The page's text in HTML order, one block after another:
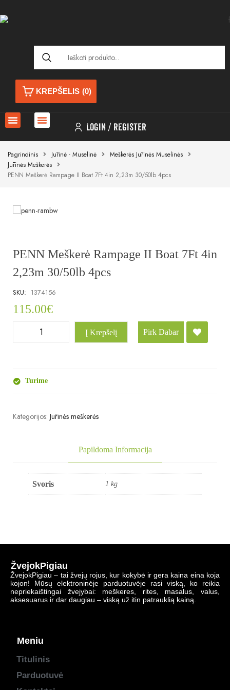
KREPŠELIS (0)
LOGIN REGISTER
Pagrindinis Jūrinė - Muselinė
Meškerės Jūrinės Muselinės
Jūrinės Meškerės
PENN Meškerė Rampage II Boat 7Ft 4in 2,23m 30/50lb 4pcs
PENN Meškerė Rampage II Boat 7Ft 4in
2,23m 30/50lb 4pcs
SKU: 1374156
115.00€
Į Krepšelį Pirk Dabar
Turime
Kategorijos: Jūrinės meškerės
Papildoma Informacija
Svoris 1 kg
ŽvejokPigiau
ŽvejokPigiau – tai žvejų rojus, kur kokybė ir gera kaina eina koja
kojon! Mūsų elektroninėje parduotuvėje rasi viską, ko reikia
nepriekaištingai žvejybai: meškeres, rites, masalus, valus,
aksesuarus ir dar daugiau – viską už itin patrauklią kainą.
Meniu
Titulinis
Parduotuvė